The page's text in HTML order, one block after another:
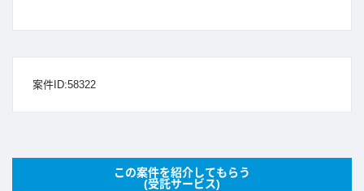
案件ID:58322
この案件を紹介してもらう
(受託サービス)